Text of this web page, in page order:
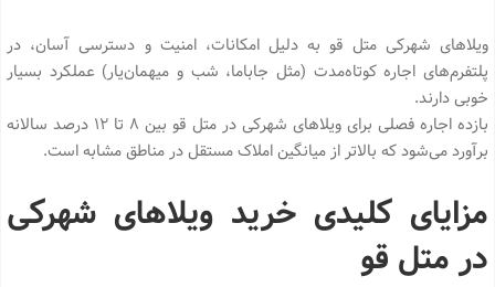
ویلاهای شهرکی متل قو به دلیل امکانات، امنیت و دسترسی آسان، در
پلتفرم‌های اجاره کوتاه‌مدت (مثل جاباما، شب و میهمان‌یار) عملکرد بسیار
خوبی دارند.
بازده اجاره فصلی برای ویلاهای شهرکی در متل قو بین ۸ تا ۱۲ درصد سالانه
برآورد می‌شود که بالاتر از میانگین املاک مستقل در مناطق مشابه است.
مزایای کلیدی خرید ویلاهای شهرکی
در متل قو